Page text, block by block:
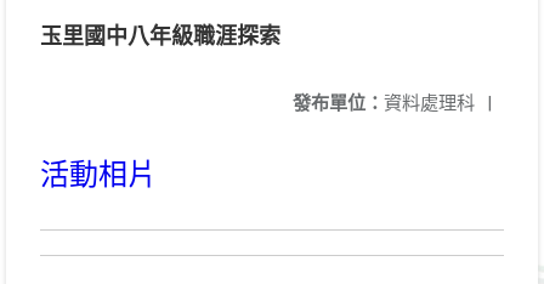
玉里國中八年級職涯探索
發布單位： 資料處理科 |
活動相片